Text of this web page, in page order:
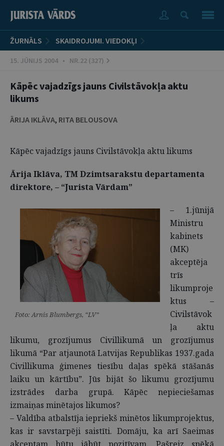
ŽURNĀLS SKAIDROJUMI. VIEDOKĻI
15. JŪNIJS 2004 • NR.22 (327)
Kāpēc vajadzīgs jauns Civilstāvokļa aktu
likums
ĀRIJA IKLĀVA, RITA BELOUSOVA
Kāpēc vajadzīgs jauns Civilstāvokļa aktu likums
Ārija Iklāva, TM Dzimtsarakstu departamenta
direktore, – “Jurista Vārdam”
Foto: Arnis Blumbergs, “LV”
– 1.jūnijā
Ministru
kabinets
(MK)
akceptēja
trīs
likumproje
ktus –
Civilstāvok
ļa aktu
likumu, grozījumus Civillikumā un grozījumus
likumā “Par atjaunotā Latvijas Republikas 1937.gada
Civillikuma ģimenes tiesību daļas spēkā stāšanās
laiku un kārtību”. Jūs bijāt šo likumu grozījumu
izstrādes darba grupā. Kāpēc nepieciešamas
izmaiņas minētajos likumos?
– Valdība atbalstīja iepriekš minētos likumprojektus,
kas ir savstarpēji saistīti. Domāju, ka arī Saeimas